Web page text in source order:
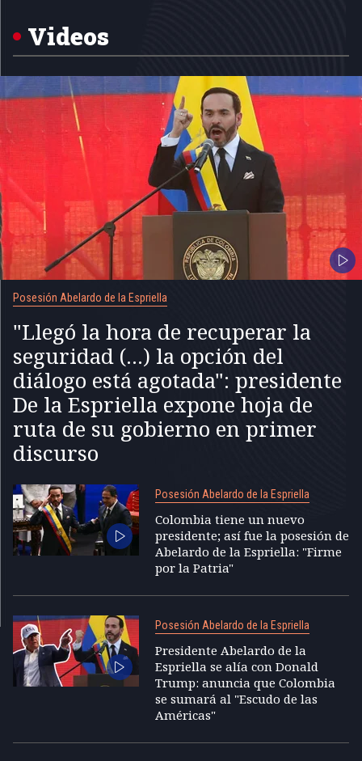
Videos
Posesión Abelardo de la Espriella
"Llegó la hora de recuperar la
seguridad (...) la opción del
diálogo está agotada": presidente
De la Espriella expone hoja de
ruta de su gobierno en primer
discurso
Posesión Abelardo de la Espriella
Colombia tiene un nuevo
presidente; así fue la posesión de
Abelardo de la Espriella: "Firme
por la Patria"
Posesión Abelardo de la Espriella
Presidente Abelardo de la
Espriella se alía con Donald
Trump: anuncia que Colombia
se sumará al "Escudo de las
Américas"